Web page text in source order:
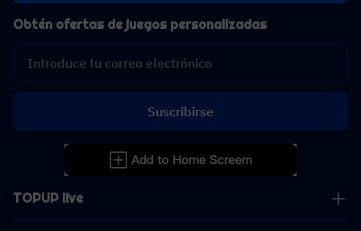
TOPUP live
Obtén ofertas de juegos personalizadas
Suscribirse